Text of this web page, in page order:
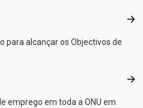
para alcançar os Objectivos de
emprego em toda a ONU em